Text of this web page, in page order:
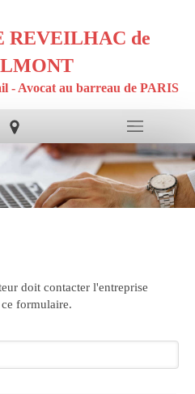
REVEILHAC de
- Avocat au barreau de PARIS
doit contacter l'entreprise
formulaire.